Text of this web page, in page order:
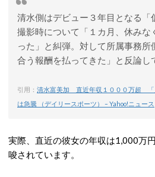
清水側はデビュー３年目となる「
撮影時について「１カ月、休みな
った」と糾弾。対して所属事務所
合う報酬を払ってきた」と反論し
引用： 清水富美加 直近年収１０００万超 「
は急騰 （デイリースポーツ） – Yahoo!ニュース
実際、直近の彼女の年収は1,000万
唆されています。